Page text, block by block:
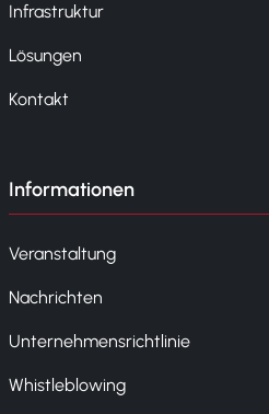
Infrastruktur
Lösungen
Kontakt
Informationen
Veranstaltung
Nachrichten
Unternehmensrichtlinie
Whistleblowing